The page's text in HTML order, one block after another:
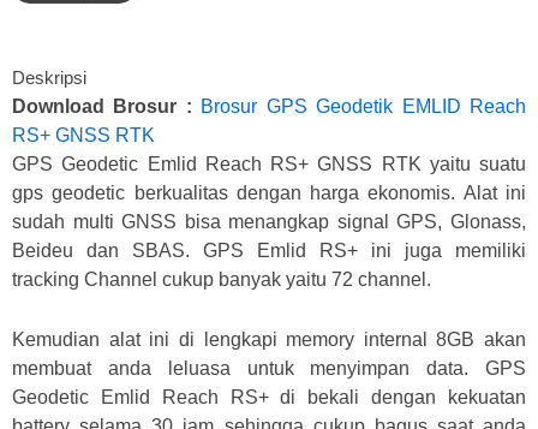
Deskripsi
Download Brosur : Brosur GPS Geodetik EMLID Reach
RS+ GNSS RTK
GPS Geodetic Emlid Reach RS+ GNSS RTK yaitu suatu
gps geodetic berkualitas dengan harga ekonomis. Alat ini
sudah multi GNSS bisa menangkap signal GPS, Glonass,
Beideu dan SBAS. GPS Emlid RS+ ini juga memiliki
tracking Channel cukup banyak yaitu 72 channel.
Kemudian alat ini di lengkapi memory internal 8GB akan
membuat anda leluasa untuk menyimpan data. GPS
Geodetic Emlid Reach RS+ di bekali dengan kekuatan